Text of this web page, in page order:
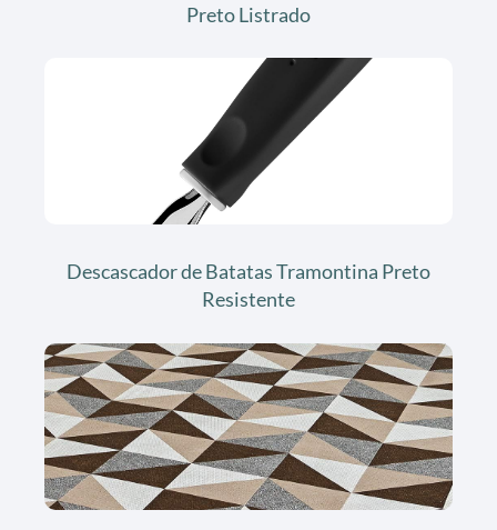
Preto Listrado
Descascador de Batatas Tramontina Preto
Resistente